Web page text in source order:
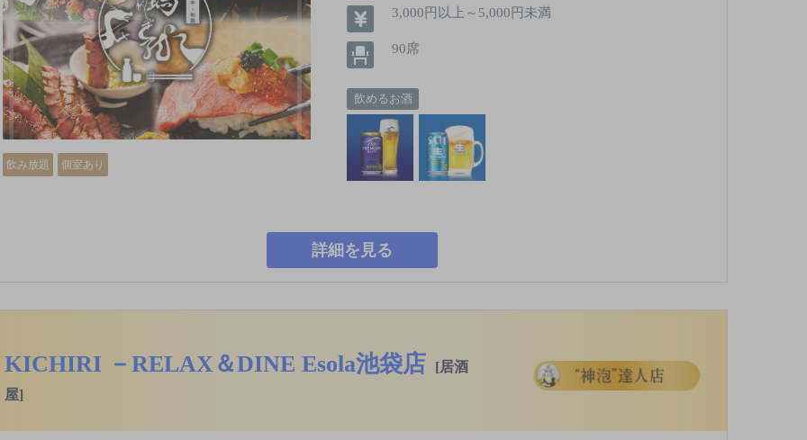
飲み放題 個室あり
3,000円以上～5,000円未満
90席
飲めるお酒
詳細を見る
KICHIRI －RELAX＆DINE Esola池袋店
[居酒
屋]